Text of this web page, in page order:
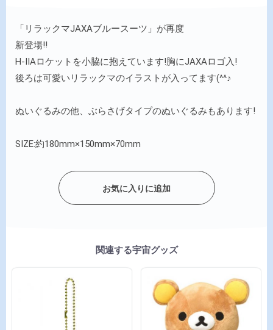
「リラックマJAXAブルースーツ」が再度
新登場!!
H-ⅡAロケットを小脇に抱えています!胸にJAXAロゴ入!
後ろは可愛いリラックマのイラストが入ってます(^^♪
ぬいぐるみの他、ぶらさげタイプのぬいぐるみもあります!
SIZE:約180mm×150mm×70mm
お気に入りに追加
関連する宇宙グッズ